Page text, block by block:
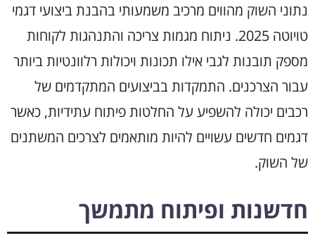
נתוני השוק מהווים מרכיב משמעותי בהבנת ביצועי דגמי
טויוטה 2025. ניתוח מגמות צריכה והתנהגות לקוחות
מספק תובנות לגבי אילו תכונות ויכולות רלוונטיות ביותר
עבור הצרכנים. התמקדות בביצועים המתקדמים של
רכבים יכולה להשפיע על החלטות פיתוח עתידיות, כאשר
דגמים חדשים עשויים להיות מותאמים לצרכים המשתנים
של השוק.
חדשנות ופיתוח מתמשך